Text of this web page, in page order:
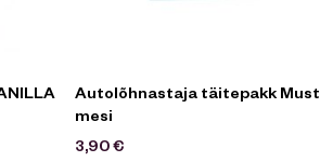
Autolõhnastaja täitepakk Must
mesi
3,90€